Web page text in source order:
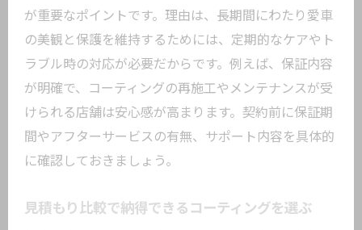
が重要なポイントです。理由は、長期間にわたり愛車
の美観と保護を維持するためには、定期的なケアやト
ラブル時の対応が必要だからです。例えば、保証内容
が明確で、コーティングの再施工やメンテナンスが受
けられる店舗は安心感が高まります。契約前に保証期
間やアフターサービスの有無、サポート内容を具体的
に確認しておきましょう。
見積もり比較で納得できるコーティングを選ぶ